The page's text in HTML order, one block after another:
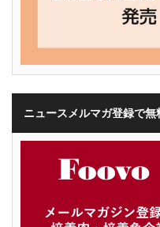
ニュースメルマガ登録で